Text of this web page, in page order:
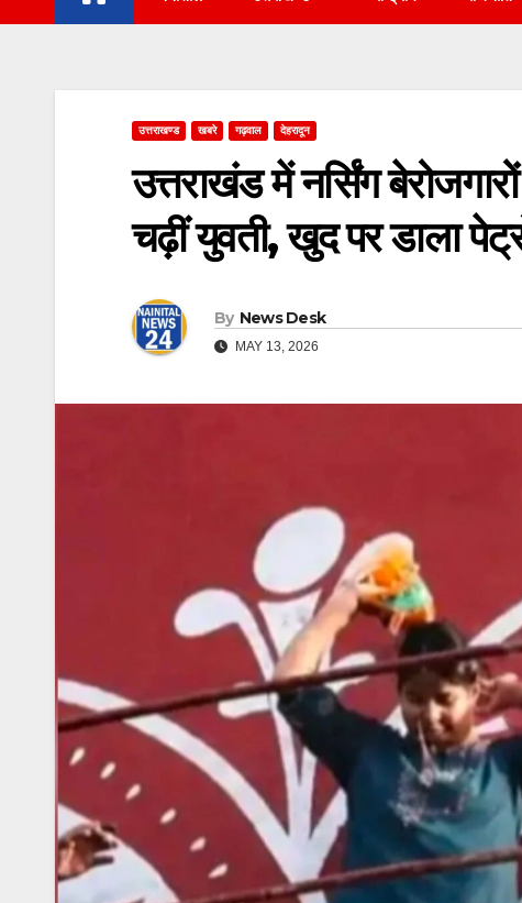
उत्तराखण्ड खबरे गढ़वाल देहरादून
उत्तराखंड में नर्सिंग
चढ़ीं युवती, खुद पर डाला
By News Desk
MAY 13, 2026